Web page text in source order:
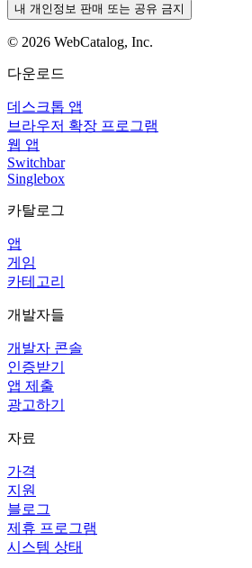
내 개인정보 판매 또는 공유 금지
© 2026 WebCatalog, Inc.
다운로드
데스크톱 앱
브라우저 확장 프로그램
웹 앱
Switchbar
Singlebox
카탈로그
앱
게임
카테고리
개발자들
개발자 콘솔
인증받기
앱 제출
광고하기
자료
가격
지원
블로그
제휴 프로그램
시스템 상태